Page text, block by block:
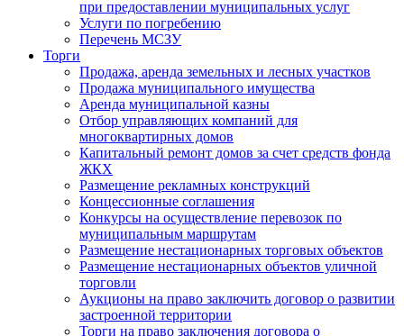
при предоставлении муниципальных услуг
Услуги по погребению
Перечень МСЗУ
Торги
Продажа, аренда земельных и лесных участков
Продажа муниципального имущества
Аренда муниципальной казны
Отбор управляющих компаний для
многоквартирных домов
Капитальный ремонт домов за счет средств фонда
ЖКХ
Размещение рекламных конструкций
Концессионные соглашения
Конкурсы на осуществление перевозок по
муниципальным маршрутам
Размещение нестационарных торговых объектов
Размещение нестационарных объектов уличной
торговли
Аукционы на право заключить договор о развитии
застроенной территории
Торги на право заключения договора о